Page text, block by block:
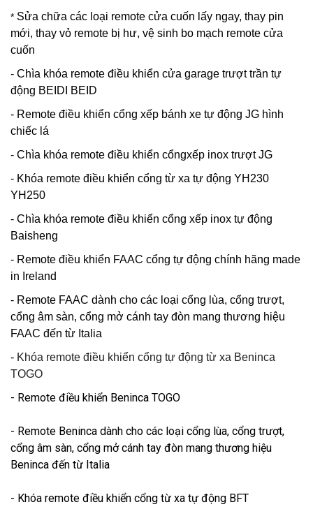
* Sửa chữa các loại remote cửa cuốn lấy ngay, thay pin
mới, thay vỏ remote bị hư, vệ sinh bo mạch remote cửa
cuốn
- Chìa khóa remote điều khiển cửa garage trượt trần tự
động BEIDI BEID
- Remote điều khiển cổng xếp bánh xe tự động JG hình
chiếc lá
- Chìa khóa remote điều khiển cổngxếp inox trượt JG
- Khóa remote điều khiển cổng từ xa tự động YH230
YH250
- Chìa khóa remote điều khiển cổng xếp inox tự động
Baisheng
- Remote điều khiển FAAC cổng tự động chính hãng made
in Ireland
- Remote FAAC dành cho các loại cổng lùa, cổng trượt,
cổng âm sàn, cổng mở cánh tay đòn mang thương hiệu
FAAC đến từ Italia
- Khóa remote điều khiển cổng tự động từ xa Beninca
TOGO
- Remote điều khiển Beninca TOGO
- Remote Beninca dành cho các loại cổng lùa, cổng trượt,
cổng âm sàn, cổng mở cánh tay đòn mang thương hiệu
Beninca đến từ Italia
- Khóa remote điều khiển cổng từ xa tự động BFT